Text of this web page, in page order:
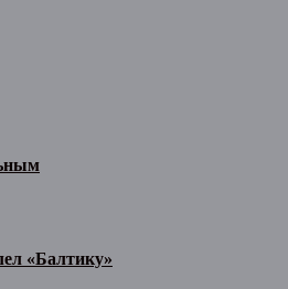
«Балтику»